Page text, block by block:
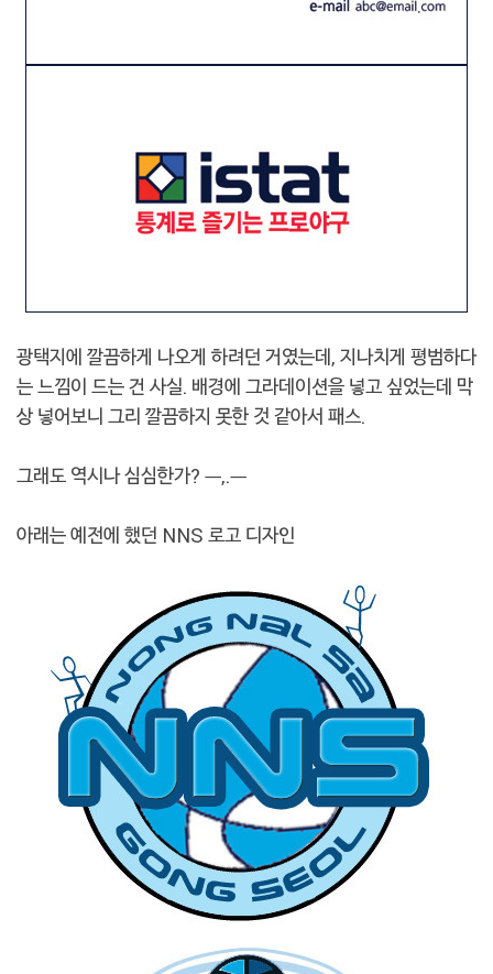
광택지에 깔끔하게 나오게 하려던 거였는데, 지나치게 평범하다
는 느낌이 드는 건 사실. 배경에 그라데이션을 넣고 싶었는데 막
상 넣어보니 그리 깔끔하지 못한 것 같아서 패스.
그래도 역시나 심심한가? ㅡ,.ㅡ
아래는 예전에 했던 NNS 로고 디자인